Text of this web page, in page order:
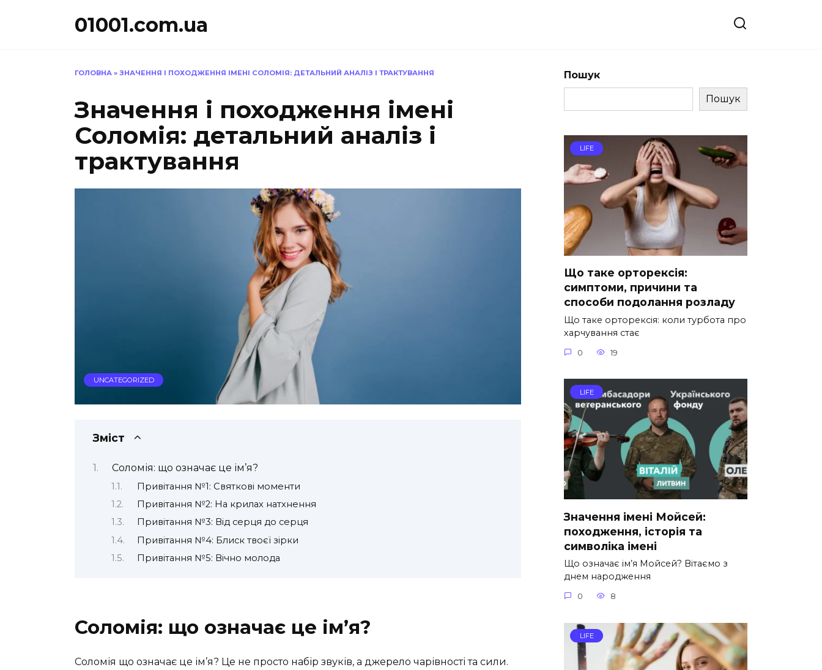
01001.com.ua
ГОЛОВНА » ЗНАЧЕННЯ І ПОХОДЖЕННЯ ІМЕНІ СОЛОМІЯ: ДЕТАЛЬНИЙ АНАЛІЗ І ТРАКТУВАННЯ
Значення і походження імені
Соломія: детальний аналіз і
трактування
UNCATEGORIZED
Зміст
Соломія: що означає це ім’я?
Привітання №1: Святкові моменти
Привітання №2: На крилах натхнення
Привітання №3: Від серця до серця
Привітання №4: Блиск твоєї зірки
Привітання №5: Вічно молода
Соломія: що означає це ім’я?
Соломія що означає це ім’я? Це не просто набір звуків, а джерело чарівності та сили.
Пошук
Пошук
LIFE
Що таке орторексія:
симптоми, причини та
способи подолання розладу
Що таке орторексія: коли турбота про
харчування стає
0 19
LIFE
Значення імені Мойсей:
походження, історія та
символіка імені
Що означає ім’я Мойсей? Вітаємо з
днем народження
0 8
LIFE